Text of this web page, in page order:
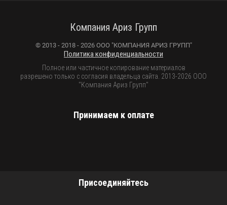
Компания Ариз Групп
© 2013 - 2018 - 2026 ООО "КОМПАНИЯ АРИЗ ГРУПП"
Политика конфиденциальности
Полное или частичное копирование материалов
разрешено только с согласия владельца сайта. 2013-2026 ООО
"Компания Ариз Групп"
Принимаем к оплате
Присоединяйтесь